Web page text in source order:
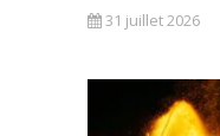
31 juillet 2026